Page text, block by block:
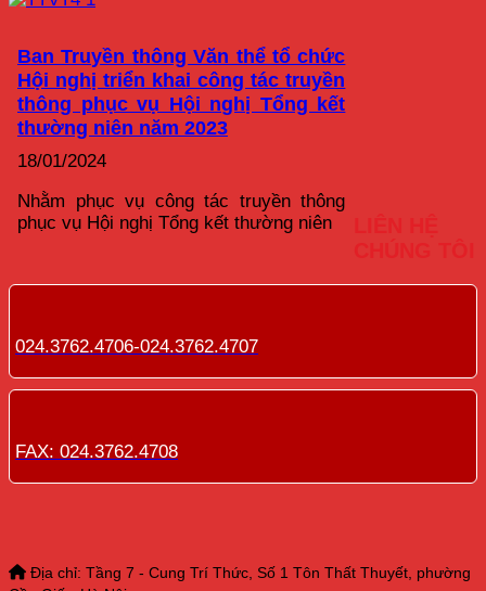
Ban Truyền thông Văn thể tổ chức
Hội nghị triển khai công tác truyền
thông phục vụ Hội nghị Tổng kết
thường niên năm 2023
18/01/2024
Nhằm phục vụ công tác truyền thông
phục vụ Hội nghị Tổng kết thường niên
024.3762.4706-024.3762.4707
FAX: 024.3762.4708
Địa chỉ: Tầng 7 - Cung Trí Thức, Số 1 Tôn Thất Thuyết, phường